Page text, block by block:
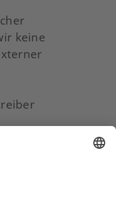
keine